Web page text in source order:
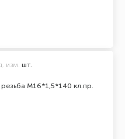
M16*1,5*140 кл.пр.
изм. шт.